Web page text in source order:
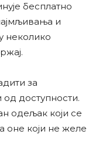
бесплатно
и
неколико
за
доступности.
одељак који се
оне који не желе